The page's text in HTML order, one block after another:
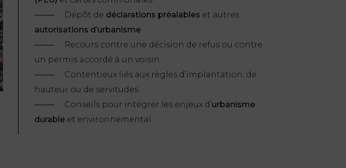
Dépôt de déclarations préalables et autres
autorisations d’urbanisme
Recours contre une décision de refus ou contre
un permis accordé à un voisin
Contentieux liés aux règles d’implantation, de
hauteur ou de servitudes
Conseils pour intégrer les enjeux d’urbanisme
durable et environnemental